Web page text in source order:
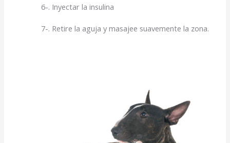
6-. Inyectar la insulina
7-. Retire la aguja y masajee suavemente la zona.